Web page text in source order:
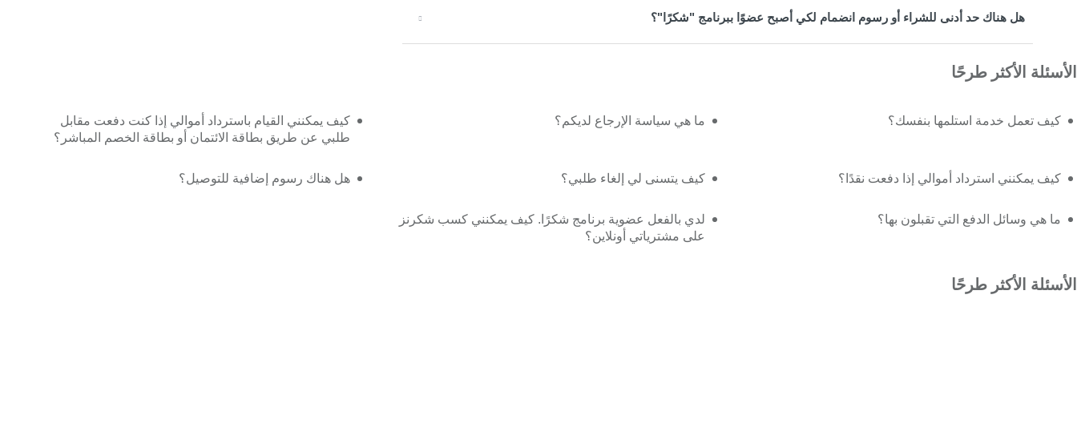
هل هناك حد أدنى للشراء أو رسوم انضمام لكي أصبح عضوًا ببرنامج "شكرًا"؟
الأسئلة الأكثر طرحًا
كيف تعمل خدمة استلمها بنفسك؟ ما هي سياسة الإرجاع لديكم؟
كيف يمكنني القيام باسترداد أموالي إذا كنت دفعت مقابل
طلبي عن طريق بطاقة الائتمان أو بطاقة الخصم المباشر؟
كيف يمكنني استرداد أموالي إذا دفعت نقدًا؟ كيف يتسنى لي إلغاء طلبي؟ هل هناك رسوم إضافية للتوصيل؟
ما هي وسائل الدفع التي تقبلون بها؟
لدي بالفعل عضوية برنامج شكرًا. كيف يمكنني كسب شكرنز
على مشترياتي أونلاين؟
الأسئلة الأكثر طرحًا